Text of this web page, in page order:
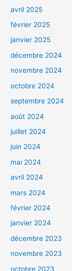
avril 2025
février 2025
janvier 2025
décembre 2024
novembre 2024
octobre 2024
septembre 2024
août 2024
juillet 2024
juin 2024
mai 2024
avril 2024
mars 2024
février 2024
janvier 2024
décembre 2023
novembre 2023
octobre 2023